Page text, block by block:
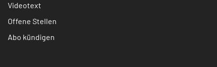
Videotext
Offene Stellen
Abo kündigen